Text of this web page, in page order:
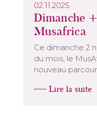
02.11.2025
Dimanche
Musafrica
Ce dimanche 2
du mois, le
nouveau
Lire la suite